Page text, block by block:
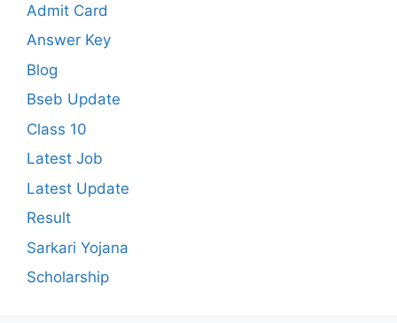
Admit Card
Answer Key
Blog
Bseb Update
Class 10
Latest Job
Latest Update
Result
Sarkari Yojana
Scholarship